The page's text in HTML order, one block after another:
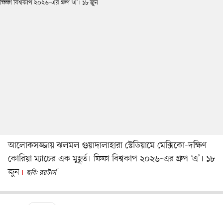
আলোকসজ্জায় ঝলমল গুয়াদালাহারা স্টেডিয়ামে মেক্সিকো-দক্ষিণ
কোরিয়া ম্যাচের এক মুহূর্ত। ফিফা বিশ্বকাপ ২০২৬-এর গ্রুপ ‘এ’। ১৮
জুন
ছবি: রয়টার্স